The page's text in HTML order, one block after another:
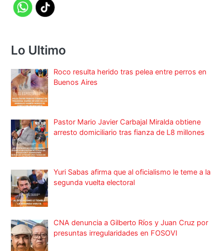
Lo Ultimo
Roco resulta herido tras pelea entre perros en
Buenos Aires
Pastor Mario Javier Carbajal Miralda obtiene
arresto domiciliario tras fianza de L8 millones
Yuri Sabas afirma que al oficialismo le teme a la
segunda vuelta electoral
CNA denuncia a Gilberto Ríos y Juan Cruz por
presuntas irregularidades en FOSOVI